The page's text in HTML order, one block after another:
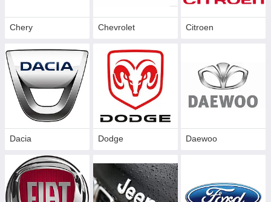
Chery Chevrolet Citroen
Dacia Dodge Daewoo